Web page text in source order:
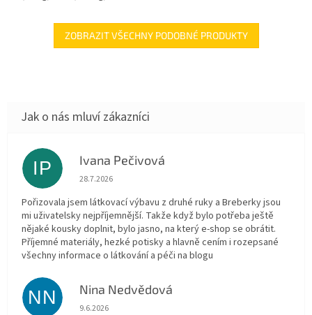
ZOBRAZIT VŠECHNY PODOBNÉ PRODUKTY
IP Ivana Pečivová
Hodnocení obchodu je 5 z 5 hvězdiček.
28.7.2026
Pořizovala jsem látkovací výbavu z druhé ruky a Breberky jsou
mi uživatelsky nejpříjemnější. Takže když bylo potřeba ještě
nějaké kousky doplnit, bylo jasno, na který e-shop se obrátit.
Příjemné materiály, hezké potisky a hlavně cením i rozepsané
všechny informace o látkování a péči na blogu
NN Nina Nedvědová
Hodnocení obchodu je 5 z 5 hvězdiček.
9.6.2026